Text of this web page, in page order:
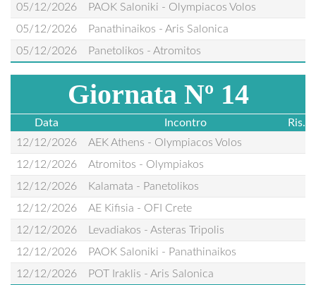
05/12/2026
PAOK Saloniki - Olympiacos Volos
05/12/2026
Panathinaikos - Aris Salonica
05/12/2026
Panetolikos - Atromitos
Giornata Nº 14
Data Incontro
Ris.
12/12/2026
AEK Athens - Olympiacos Volos
12/12/2026
Atromitos - Olympiakos
12/12/2026
Kalamata - Panetolikos
12/12/2026
AE Kifisia - OFI Crete
12/12/2026
Levadiakos - Asteras Tripolis
12/12/2026
PAOK Saloniki - Panathinaikos
12/12/2026
POT Iraklis - Aris Salonica